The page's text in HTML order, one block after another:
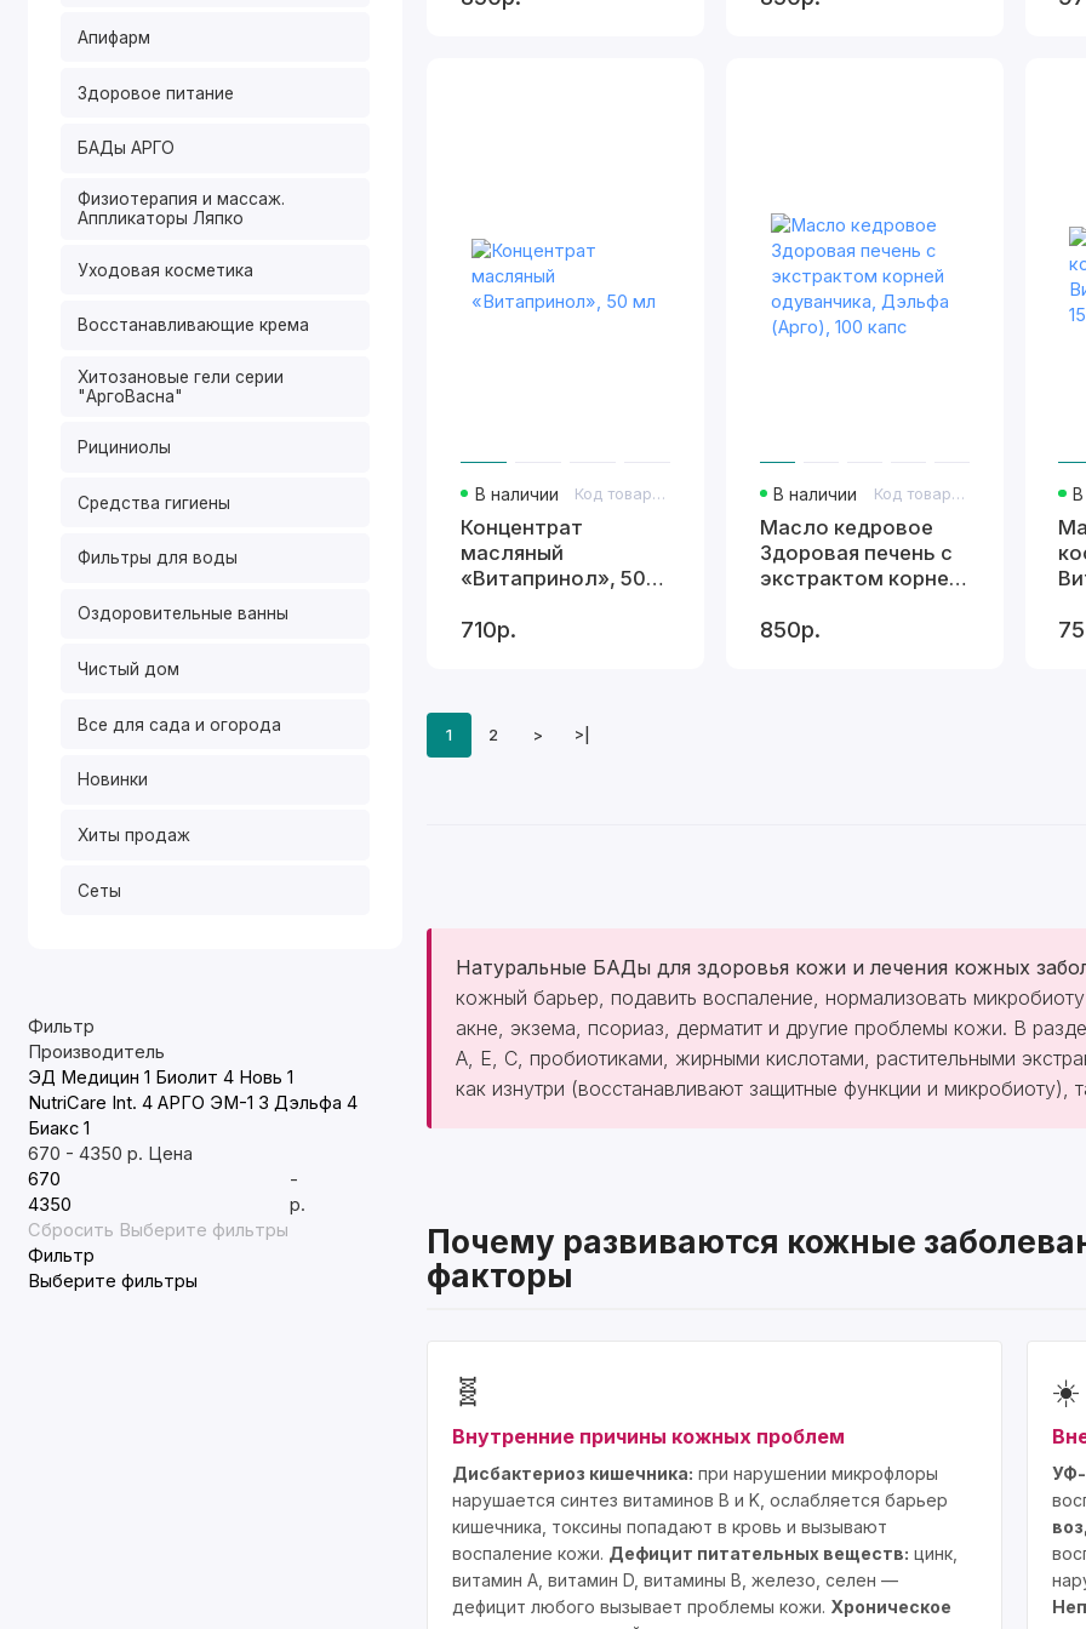
Апифарм
Здоровое питание
БАДы АРГО
Физиотерапия и массаж.
Аппликаторы Ляпко
Уходовая косметика
Восстанавливающие крема
Хитозановые гели серии
"АргоВасна"
Рициниолы
Средства гигиены
Фильтры для воды
Оздоровительные ванны
Чистый дом
Все для сада и огорода
Новинки
Хиты продаж
Сеты
Фильтр
Производитель
ЭД Медицин 1 Биолит 4 Новь 1
NutriCare Int. 4 АРГО ЭМ-1 3 Дэльфа 4
Биакс 1
670 - 4350 р. Цена
-
р.
Сбросить Выберите фильтры
Фильтр
Выберите фильтры
В наличии Код товара: 1409
Концентрат
масляный
«Витапринол», 50
710р.
В наличии Код товара: 554
Масло кедровое
Здоровая печень с
экстрактом корней
Дэльфа (Арго), 100
850р.
1 2 > >|
Натуральные БАДы для здоровья кожи и лечения кожных
кожный барьер, подавить воспаление, нормализовать
акне, экзема, псориаз, дерматит и другие проблемы кожи. В
A, E, C, пробиотиками, жирными кислотами, растительными
как изнутри (восстанавливают защитные функции и
Почему развиваются кожные
факторы
🧬
Внутренние причины кожных проблем
Дисбактериоз кишечника: при нарушении микрофлоры
нарушается синтез витаминов B и K, ослабляется барьер
кишечника, токсины попадают в кровь и вызывают
воспаление кожи. Дефицит питательных веществ: цинк,
витамин A, витамин D, витамины B, железо, селен —
дефицит любого вызывает проблемы кожи. Хроническое
☀️
УФ-